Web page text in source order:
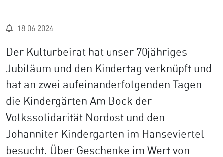
18.06.2024
Der Kulturbeirat hat unser 70jähriges
Jubiläum und den Kindertag verknüpft und
hat an zwei aufeinanderfolgenden Tagen
die Kindergärten Am Bock der
Volkssolidarität Nordost und den
Johanniter Kindergarten im Hanseviertel
besucht. Über Geschenke im Wert von